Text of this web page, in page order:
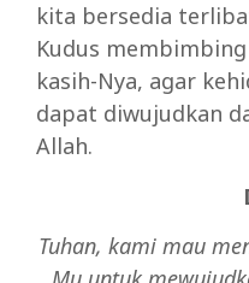
kita bersedia
Kudus
kasih-Nya, agar
dapat diwujudkan
Allah.
Tuhan, kami mau